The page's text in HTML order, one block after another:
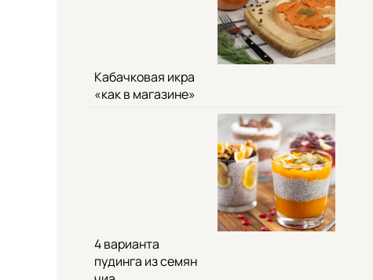
Кабачковая икра
«как в магазине»
4 варианта
пудинга из семян